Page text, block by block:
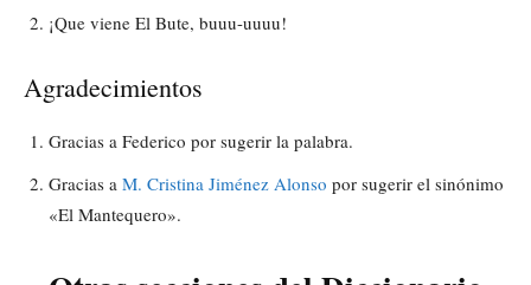
¡Que viene El Bute, buuu-uuuu!
Agradecimientos
Gracias a Federico por sugerir la palabra.
Gracias a M. Cristina Jiménez Alonso por sugerir el sinónimo
«El Mantequero».